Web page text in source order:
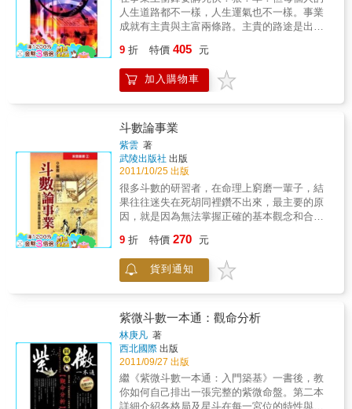
目的！
人生道路都不一樣，人生運氣也不一樣。事業
成就有主貴與主富兩條路。主貴的路途是出大
意、賺大財、為豪門鉅富。雖然每個人都在事
業上衝鋒陷陣、拼得人仰馬翻，但人生境遇與
結果都大大不同。事業衝鋒的奮鬥力和人天生
你推上事業衝鋒的勝戰陣頭上，幫助你創造事
業成功的必勝戰績。
9 折 特價 405 元
加入購物車
斗數論事業
紫雲 著
武陵出版社 出版
2011/10/25 出版
很多斗數的研習者，在命理上窮磨一輩子，結
果往往迷失在死胡同裡鑽不出來，最主要的原
因，就是因為無法掌握正確的基本觀念和合理
為實有其人，確有其事的真實命例，並依命理
實際及談論之事實詳加規劃，因此所談的雖然
都是不同行業人士，各自在事業上的表現，可
釋，希望讀者閱讀後，將可從中獲得啟發與舉
一反三的效果。
9 折 特價 270 元
貨到通知
紫微斗數一本通：觀命分析
林庚凡 著
西北國際 出版
2011/09/27 出版
繼《紫微斗數一本通：入門築基》一書後，教
你如何自己排出一張完整的紫微命盤。第二本
詳細介紹各格局及星斗在每一宮位的特性與影